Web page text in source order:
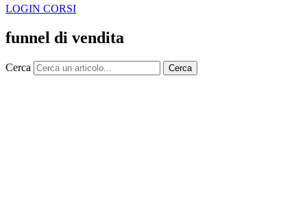
LOGIN CORSI
funnel di vendita
Cerca Cerca